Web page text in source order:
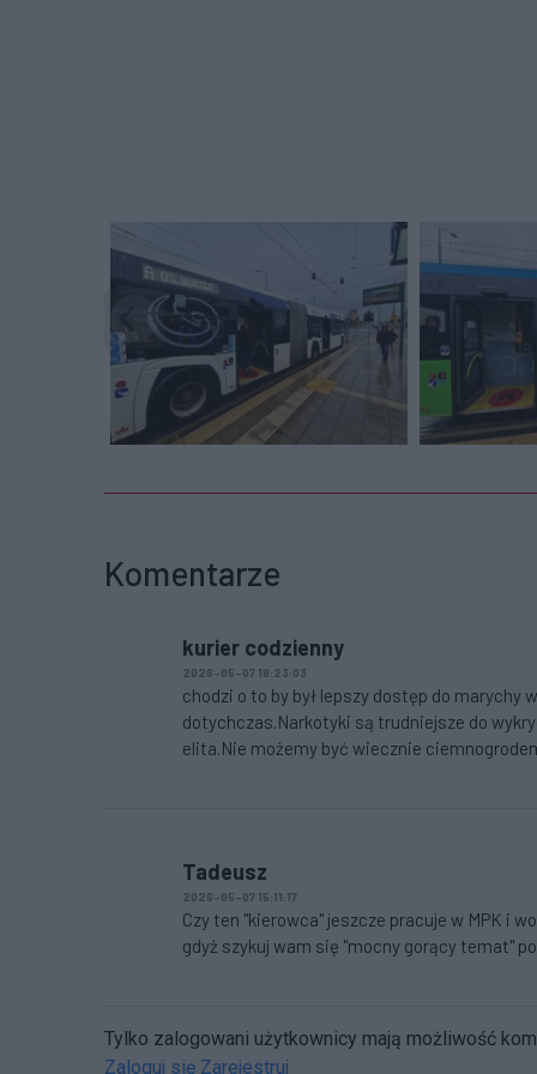
Komentarze
kurier codzienny
2026-05-07 18:23:03
chodzi o to by był lepszy dostęp do marychy
dotychczas.Narkotyki są trudniejsze do
elita.Nie możemy być wiecznie
Tadeusz
2026-05-07 15:11:17
Czy ten "kierowca" jeszcze pracuje w MPK i
gdyż szykuj wam się "mocny gorący temat"
Tylko zalogowani użytkownicy mają możliwość
Zaloguj się Zarejestruj